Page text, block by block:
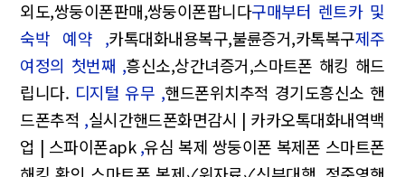
외도,쌍둥이폰판매,쌍둥이폰팝니다구매부터 렌트카 및
숙박 예약 ,카톡대화내용복구,불륜증거,카톡복구제주
여정의 첫번째 ,흥신소,상간녀증거,스마트폰 해킹 해드
립니다. 디지털 유무 ,핸드폰위치추적 경기도흥신소 핸
드폰추적 ,실시간핸드폰화면감시 | 카카오톡대화내역백
업 | 스파이폰apk,유심 복제 쌍둥이폰 복제폰 스마트폰